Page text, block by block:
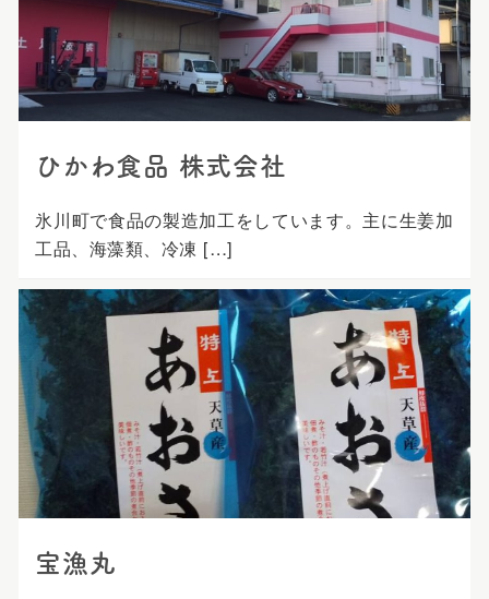
ひかわ食品 株式会社
氷川町で食品の製造加工をしています。主に生姜加
工品、海藻類、冷凍 […]
宝漁丸